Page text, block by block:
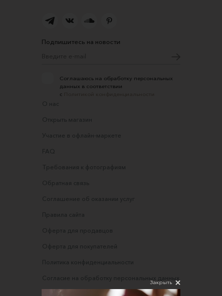
Подпишитесь на новости
Соглашаюсь на обработку персональных
данных в соответствии
с
О нас
Открыть магазин
Участие в офлайн-маркете
FAQ
Требования к фотографиям
Обратная связь
Соглашение об оказании услуг
Правила сайта
Оферта для продавцов
Оферта для покупателей
Политика конфиденциальности
Согласие на обработку персональных данных
Закрыть